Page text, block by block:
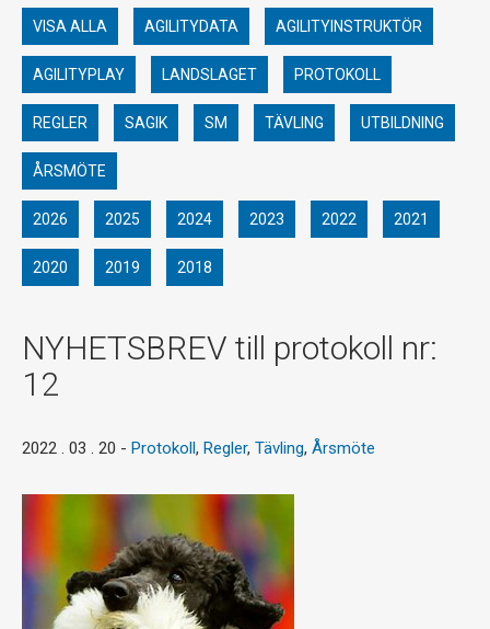
VISA ALLA AGILITYDATA AGILITYINSTRUKTÖR
AGILITYPLAY LANDSLAGET PROTOKOLL
REGLER SAGIK SM TÄVLING UTBILDNING
ÅRSMÖTE
2026 2025 2024 2023 2022 2021
2020 2019 2018
NYHETSBREV till protokoll nr:
12
2022 . 03 . 20 - Protokoll , Regler, Tävling, Årsmöte